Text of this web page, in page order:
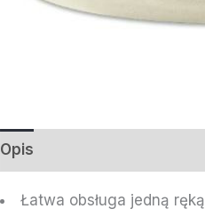
Opis
Łatwa obsługa jedną ręką